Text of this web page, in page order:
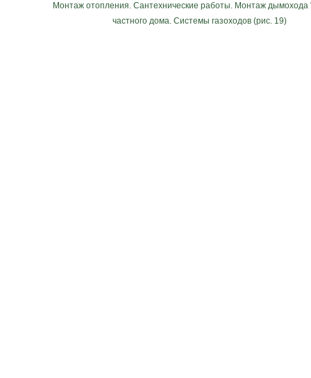
Монтаж отопления. Сантехнические работы. Монтаж дымохода
частного дома. Системы газоходов (рис. 19)